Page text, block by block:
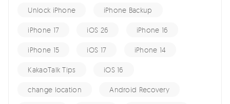
Unlock iPhone iPhone Backup
iPhone 17 iOS 26 iPhone 16
iPhone 15 iOS 17 iPhone 14
KakaoTalk Tips iOS 16
change location Android Recovery